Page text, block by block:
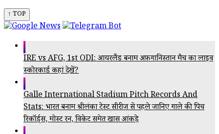
↑ TOP
IRE vs AFG, 1st ODI: आयरलैंड बनाम अफ़गानिस्तान मैच का लाइव
स्कोरकार्ड कहां देखें?
Galle International Stadium Pitch Records And
Stats: भारत बनाम श्रीलंका टेस्ट सीरीज से पहले जानिए गाले की पिच
रिकॉर्ड्स, मोस्ट रन, विकेट समेत खास आंकड़े